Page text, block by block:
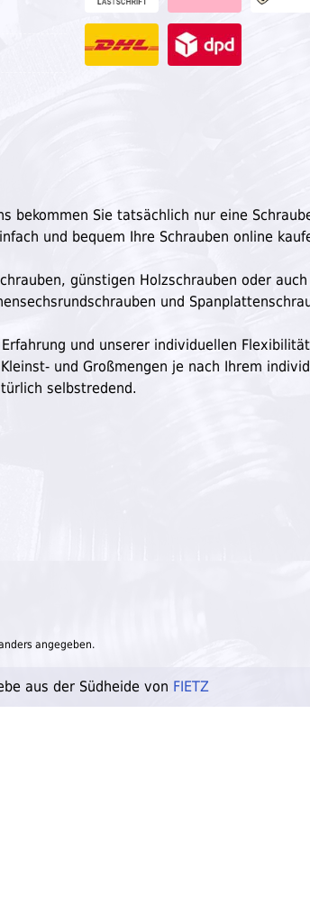
bekommen Sie tatsächlich nur eine
und bequem Ihre Schrauben online
günstigen Holzschrauben oder
und
und unserer individuellen
und Großmengen je nach Ihrem
selbstredend.
angegeben.
aus der Südheide von FIETZ